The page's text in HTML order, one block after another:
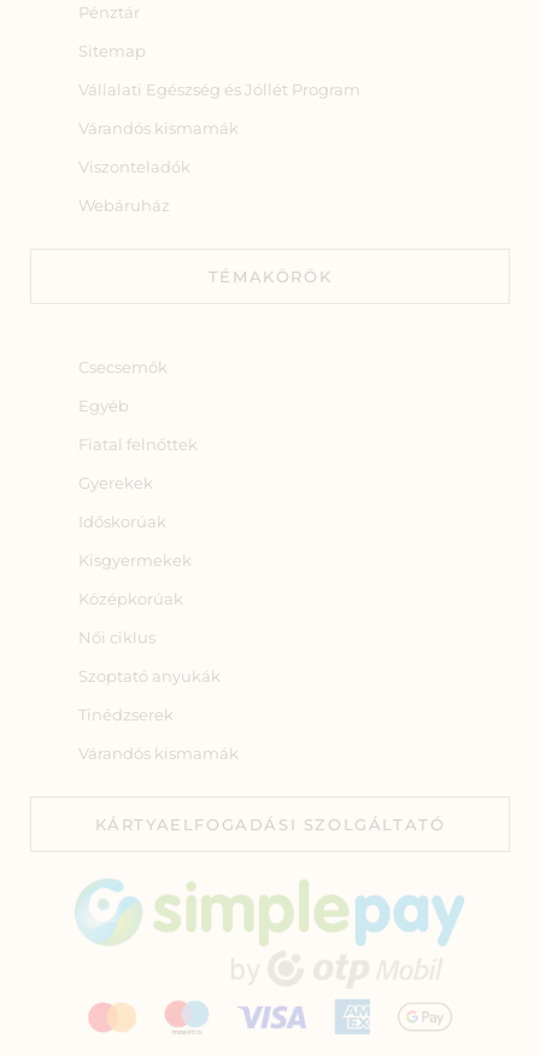
Pénztár
Sitemap
Vállalati Egészség és Jóllét Program
Várandós kismamák
Viszonteladók
Webáruház
TÉMAKÖRÖK
Csecsemők
Egyéb
Fiatal felnőttek
Gyerekek
Időskorúak
Kisgyermekek
Középkorúak
Női ciklus
Szoptató anyukák
Tinédzserek
Várandós kismamák
KÁRTYAELFOGADÁSI SZOLGÁLTATÓ